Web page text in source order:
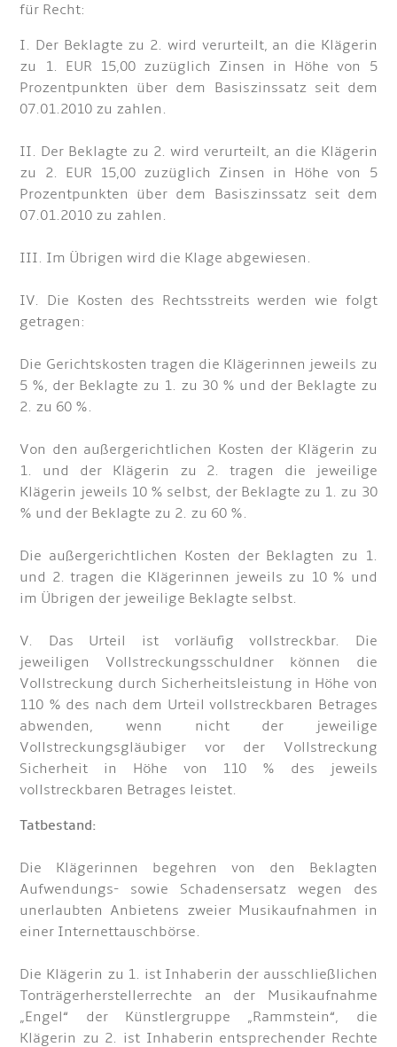
für Recht:
I. Der Beklagte zu 2. wird verurteilt, an die Klägerin
zu 1. EUR 15,00 zuzüglich Zinsen in Höhe von 5
Prozentpunkten über dem Basiszinssatz seit dem
07.01.2010 zu zahlen.
II. Der Beklagte zu 2. wird verurteilt, an die Klägerin
zu 2. EUR 15,00 zuzüglich Zinsen in Höhe von 5
Prozentpunkten über dem Basiszinssatz seit dem
07.01.2010 zu zahlen.
III. Im Übrigen wird die Klage abgewiesen.
IV. Die Kosten des Rechtsstreits werden wie folgt
getragen:
Die Gerichtskosten tragen die Klägerinnen jeweils zu
5 %, der Beklagte zu 1. zu 30 % und der Beklagte zu
2. zu 60 %.
Von den außergerichtlichen Kosten der Klägerin zu
1. und der Klägerin zu 2. tragen die jeweilige
Klägerin jeweils 10 % selbst, der Beklagte zu 1. zu 30
% und der Beklagte zu 2. zu 60 %.
Die außergerichtlichen Kosten der Beklagten zu 1.
und 2. tragen die Klägerinnen jeweils zu 10 % und
im Übrigen der jeweilige Beklagte selbst.
V. Das Urteil ist vorläufig vollstreckbar. Die
jeweiligen Vollstreckungsschuldner können die
Vollstreckung durch Sicherheitsleistung in Höhe von
110 % des nach dem Urteil vollstreckbaren Betrages
abwenden, wenn nicht der jeweilige
Vollstreckungsgläubiger vor der Vollstreckung
Sicherheit in Höhe von 110 % des jeweils
vollstreckbaren Betrages leistet.
Tatbestand:
Die Klägerinnen begehren von den Beklagten
Aufwendungs- sowie Schadensersatz wegen des
unerlaubten Anbietens zweier Musikaufnahmen in
einer Internettauschbörse.
Die Klägerin zu 1. ist Inhaberin der ausschließlichen
Tonträgerherstellerrechte an der Musikaufnahme
„Engel“ der Künstlergruppe „Rammstein“, die
Klägerin zu 2. ist Inhaberin entsprechender Rechte